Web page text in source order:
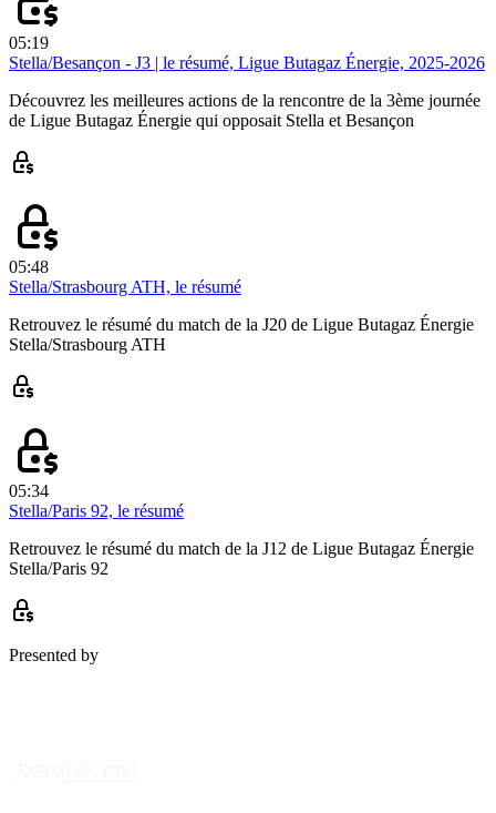
05:19
Stella/Besançon - J3 | le résumé, Ligue Butagaz Énergie, 2025-2026
Découvrez les meilleures actions de la rencontre de la 3ème journée
de Ligue Butagaz Énergie qui opposait Stella et Besançon
05:48
Stella/Strasbourg ATH, le résumé
Retrouvez le résumé du match de la J20 de Ligue Butagaz Énergie
Stella/Strasbourg ATH
05:34
Stella/Paris 92, le résumé
Retrouvez le résumé du match de la J12 de Ligue Butagaz Énergie
Stella/Paris 92
Presented by